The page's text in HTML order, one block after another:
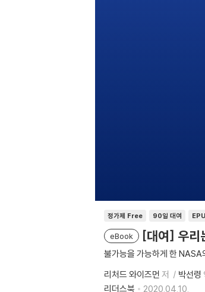
정가제 Free 90일 대여
eBook [대여] 우리
불가능을 가능하게 한 NASA
리처드 와이즈먼 저 박선령
리더스북
2020.04.10.